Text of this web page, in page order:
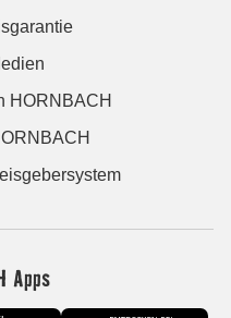
HORNBACH
Apps